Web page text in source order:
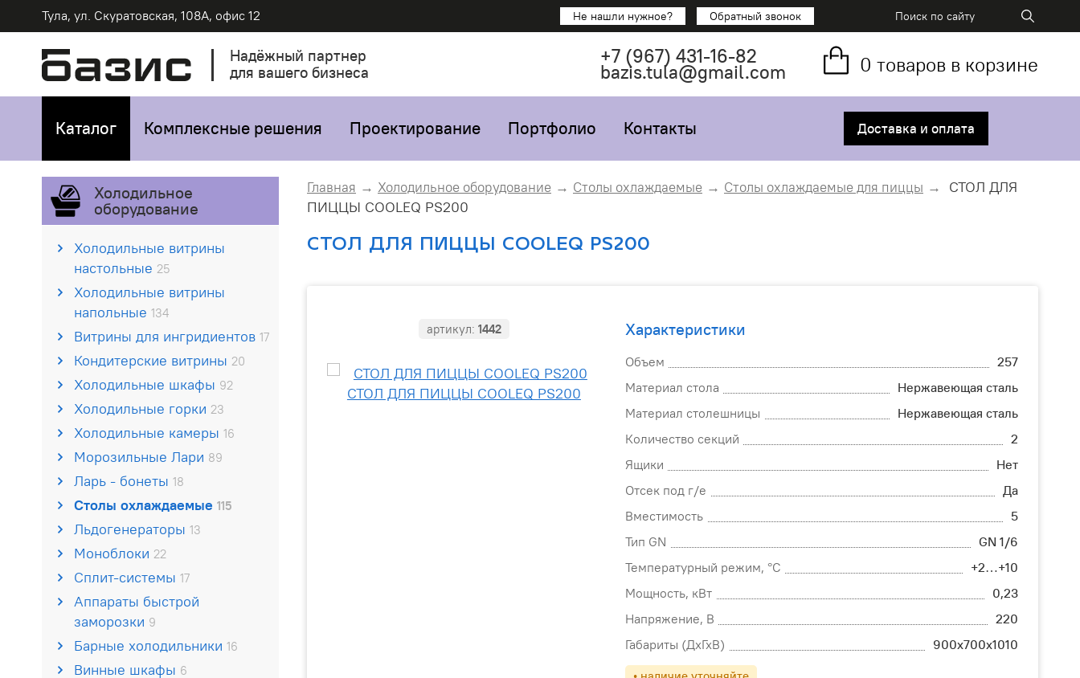
Тула, ул. Скуратовская, 108А, офис 12 Не нашли нужное? Обратный звонок
Надёжный партнер
для вашего бизнеса
+7 (967) 431-16-82
bazis.tula@gmail.com 0 товаров в корзине
Каталог Комплексные решения Проектирование Портфолио Контакты Доставка и оплата
Холодильное
оборудование
Холодильные витрины
настольные 25
Холодильные витрины
напольные 134
Витрины для ингридиентов 17
Кондитерские витрины 20
Холодильные шкафы 92
Холодильные горки 23
Холодильные камеры 16
Морозильные Лари 89
Ларь - бонеты 18
Столы охлаждаемые 115
Льдогенераторы 13
Моноблоки 22
Сплит-системы 17
Аппараты быстрой
заморозки 9
Барные холодильники 16
Винные шкафы 6
Главная Холодильное оборудование Столы охлаждаемые Столы охлаждаемые для пиццы
СТОЛ ДЛЯ
ПИЦЦЫ COOLEQ PS200
СТОЛ ДЛЯ ПИЦЦЫ COOLEQ PS200
артикул: 1442 Характеристики
Объем
257
Материал стола
Нержавеющая сталь
Материал столешницы
Нержавеющая сталь
Количество секций
2
Ящики
Нет
Отсек под г/е
Да
Вместимость
5
Тип GN
GN 1/6
Температурный режим, °С
+2…+10
Мощность, кВт
0,23
Напряжение, В
220
Габариты (ДхГхВ)
900х700х1010